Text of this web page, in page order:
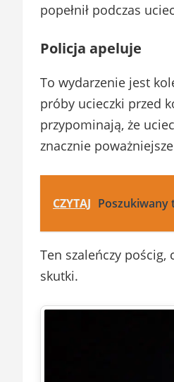
popełnił podczas
Policja apeluje
To wydarzenie jest
próby ucieczki przed
przypominają, że
znacznie
CZYTAJ Poszukiwany
Ten szaleńczy pościg,
skutki.